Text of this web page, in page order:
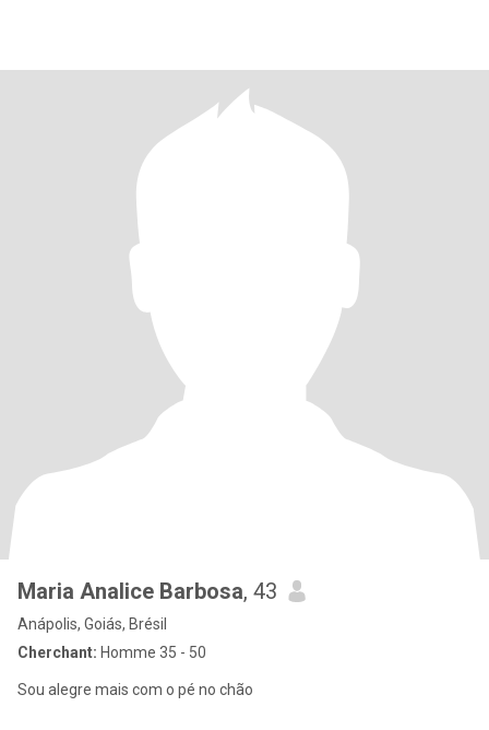
Maria Analice Barbosa, 43
Anápolis, Goiás, Brésil
Cherchant: Homme 35 - 50
Sou alegre mais com o pé no chão